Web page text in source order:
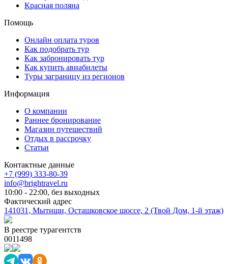
Красная поляна
Помощь
Онлайн оплата туров
Как подобрать тур
Как забронировать тур
Как купить авиабилеты
Туры заграницу из регионов
Информация
О компании
Раннее бронирование
Магазин путешествий
Отдых в рассрочку
Статьи
Контактные данные
+7 (999) 333-80-39
info@brightravel.ru
10:00 - 22:00, без выходных
Фактический адрес
141031, Мытищи, Осташковское шоссе, 2 (Твой Дом, 1-й этаж)
В реестре турагентств
0011498